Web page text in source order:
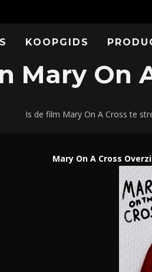
KOOPGIDS
Mary On
Is de film Mary On A Cross te
Mary On A Cross